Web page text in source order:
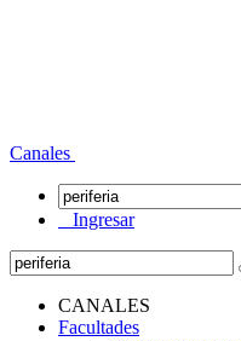
Canales
Ingresar
CANALES
Facultades